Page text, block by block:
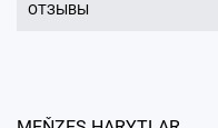
ОТЗЫВЫ